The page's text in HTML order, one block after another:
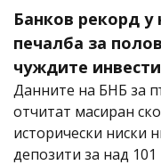
Банков рекорд у
печалба за
чуждите
Данните на БНБ за
отчитат масиран
исторически ниски
депозити за над